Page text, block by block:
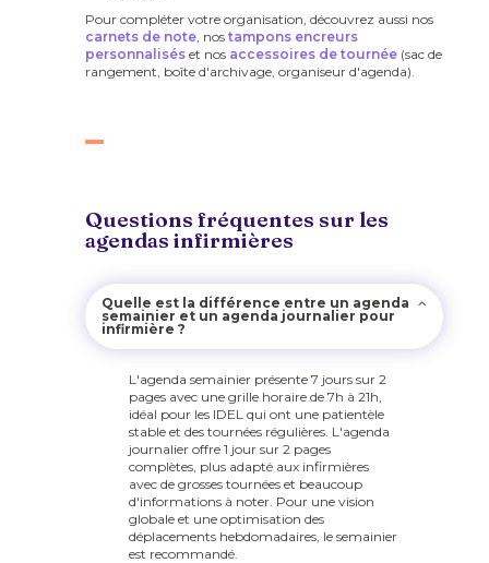
Pour compléter votre organisation, découvrez aussi nos
carnets de note , nostampons encreurs
personnalisés et nos accessoires de tournée (sac de
rangement, boîte d'archivage, organiseur d'agenda).
Questions fréquentes sur les
agendas infirmières
Quelle est la différence entre un agenda
semainier et un agenda journalier pour
infirmière ?
L'agenda semainier présente 7 jours sur 2
pages avec une grille horaire de 7h à 21h,
idéal pour les IDEL qui ont une patientèle
stable et des tournées régulières. L'agenda
journalier offre 1 jour sur 2 pages
complètes, plus adapté aux infirmières
avec de grosses tournées et beaucoup
d'informations à noter. Pour une vision
globale et une optimisation des
déplacements hebdomadaires, le semainier
est recommandé.